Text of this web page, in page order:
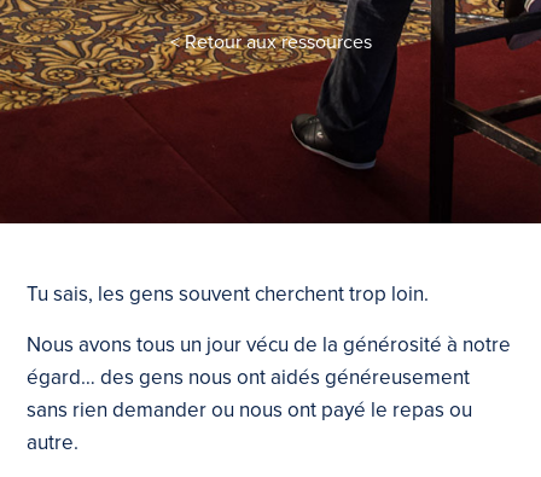
< Retour aux ressources
Tu sais, les gens souvent cherchent trop loin.
Nous avons tous un jour vécu de la générosité à notre
égard… des gens nous ont aidés généreusement
sans rien demander ou nous ont payé le repas ou
autre.